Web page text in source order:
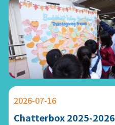
2026-07-16
Chatterbox 2025-2026